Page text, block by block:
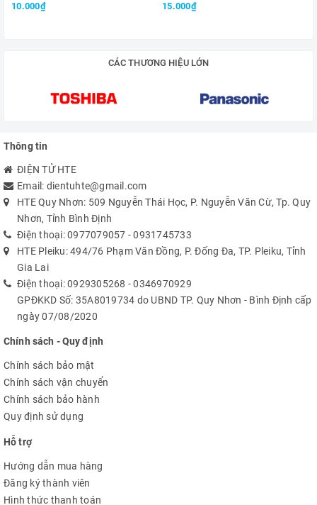
10.000₫ 15.000₫
CÁC THƯƠNG HIỆU LỚN
Thông tin
ĐIỆN TỬ HTE
Email: dientuhte@gmail.com
HTE Quy Nhơn: 509 Nguyễn Thái Học, P. Nguyễn Văn Cừ, Tp. Quy
Nhơn, Tỉnh Bình Định
Điện thoại:0977079057 -0931745733
HTE Pleiku: 494/76 Phạm Văn Đồng, P. Đống Đa, TP. Pleiku, Tỉnh
Gia Lai
Điện thoại:0929305268 -0346970929
GPĐKKD Số: 35A8019734 do UBND TP. Quy Nhơn - Bình Định cấp
ngày 07/08/2020
Chính sách - Quy định
Chính sách bảo mật
Chính sách vận chuyển
Chính sách bảo hành
Quy định sử dụng
Hỗ trợ
Hướng dẫn mua hàng
Đăng ký thành viên
Hình thức thanh toán